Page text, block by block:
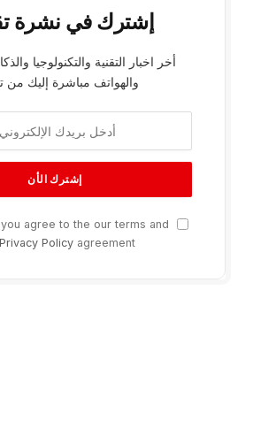
إشترك في نشرة
أخر اخبار التقنية والتكنولوجيا
والهواتف مباشرة إليك من
agree to the our terms and
Privacy Policyagreement.